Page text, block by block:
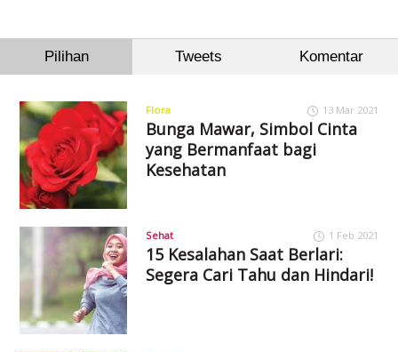
Pilihan Tweets Komentar
Flora 13 Mar 2021
Bunga Mawar, Simbol Cinta
yang Bermanfaat bagi
Kesehatan
Sehat 1 Feb 2021
15 Kesalahan Saat Berlari:
Segera Cari Tahu dan Hindari!